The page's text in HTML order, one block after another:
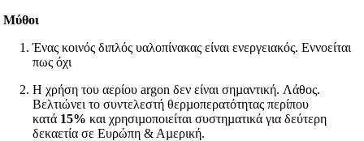
Μύθοι
Ένας κοινός διπλός υαλοπίνακας είναι ενεργειακός. Εννοείται
πως όχι
Η χρήση του αερίου argon δεν είναι σηµαντική. Λάθος.
Βελτιώνει το συντελεστή θερµοπερατότητας περίπου
κατά 15% και χρησιµοποιείται συστηµατικά για δεύτερη
δεκαετία σε Ευρώπη & Αµερική.